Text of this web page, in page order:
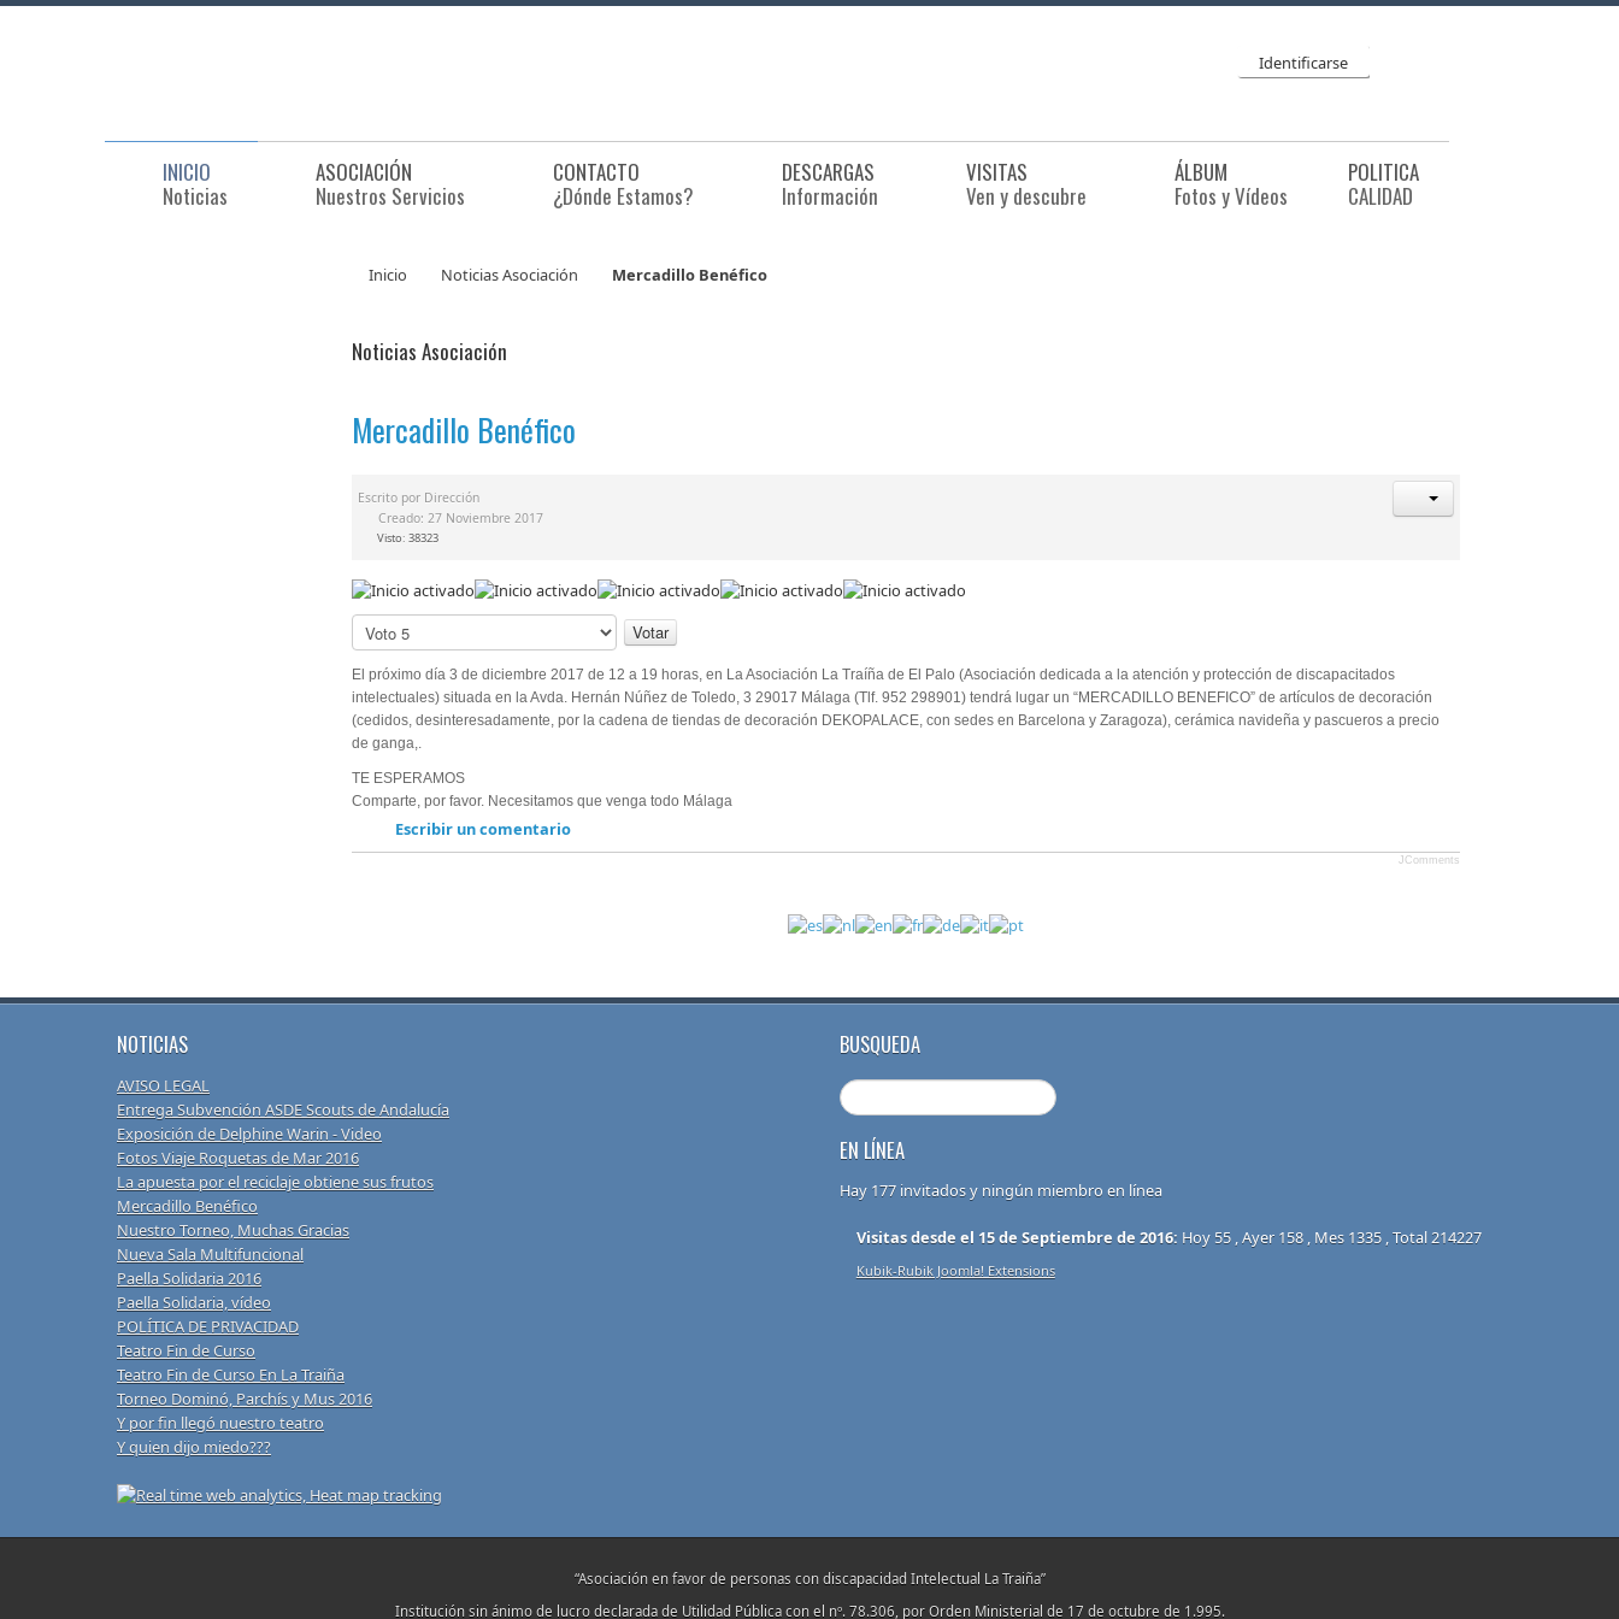
Identificarse
INICIO
Noticias
ASOCIACIÓN
Nuestros Servicios
CONTACTO
¿Dónde Estamos?
DESCARGAS
Información
VISITAS
Ven y descubre
ÁLBUM
Fotos y Vídeos
POLITICA
CALIDAD
Inicio Noticias Asociación Mercadillo Benéfico
Noticias Asociación
Mercadillo Benéfico
Escrito por Dirección
Creado: 27 Noviembre 2017
Visto: 38323
Ratio:5/5
Por
favor,
vote
El próximo día 3 de diciembre 2017 de 12 a 19 horas, en La Asociación La Traíña de El Palo (Asociación dedicada a la atención y protección de discapacitados
intelectuales) situada en la Avda. Hernán Núñez de Toledo, 3 29017 Málaga (Tlf. 952 298901) tendrá lugar un “MERCADILLO BENEFICO” de artículos de decoración
(cedidos, desinteresadamente, por la cadena de tiendas de decoración DEKOPALACE, con sedes en Barcelona y Zaragoza), cerámica navideña y pascueros a precio
de ganga,.
TE ESPERAMOS
Comparte, por favor. Necesitamos que venga todo Málaga
Escribir un comentario
JComments
NOTICIAS
AVISO LEGAL
Entrega Subvención ASDE Scouts de Andalucía
Exposición de Delphine Warin - Video
Fotos Viaje Roquetas de Mar 2016
La apuesta por el reciclaje obtiene sus frutos
Mercadillo Benéfico
Nuestro Torneo, Muchas Gracias
Nueva Sala Multifuncional
Paella Solidaria 2016
Paella Solidaria, vídeo
POLÍTICA DE PRIVACIDAD
Teatro Fin de Curso
Teatro Fin de Curso En La Traiña
Torneo Dominó, Parchís y Mus 2016
Y por fin llegó nuestro teatro
Y quien dijo miedo???
BUSQUEDA
EN LÍNEA
Hay 177 invitados y ningún miembro en línea
Visitas desde el 15 de Septiembre de 2016: Hoy 55 , Ayer 158 , Mes 1335 , Total 214227
Kubik-Rubik Joomla! Extensions
“Asociación en favor de personas con discapacidad Intelectual La Traiña”
Institución sin ánimo de lucro declarada de Utilidad Pública con el nº. 78.306, por Orden Ministerial de 17 de octubre de 1.995.